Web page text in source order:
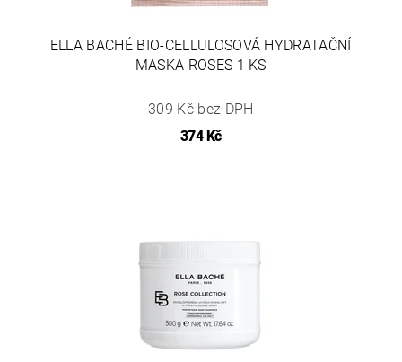
ELLA BACHÉ BIO-CELLULOSOVÁ HYDRATAČNÍ
MASKA ROSES 1 KS
309 Kč bez DPH
374 Kč